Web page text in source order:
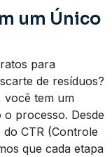
um Único
para
de resíduos?
você tem um
processo. Desde
do CTR (Controle
que cada etapa